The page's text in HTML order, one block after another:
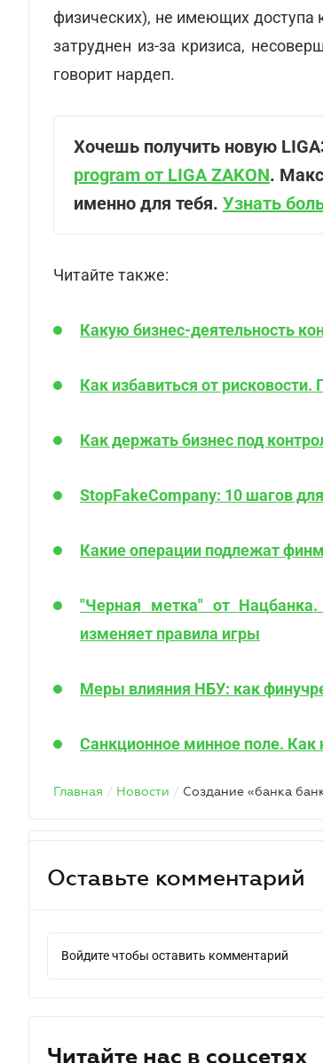
физических), не имеющих доступа
затруднен из-за кризиса,
говорит нардеп.
Хочешь получить новую
program от LIGA ZAKON.
именно для тебя. Узнать
Читайте также:
Какую бизнес-деятельность
Как избавиться от
Как держать бизнес под
StopFakeCompany: 10 шагов
Какие операции подлежат
"Черная метка" от
изменяет правила игры
Меры влияния НБУ: как
Санкционное минное поле. Как
Главная / Новости /
Оставьте комментарий
Войдите чтобы оставить комментарий
Читайте нас в соцсетях